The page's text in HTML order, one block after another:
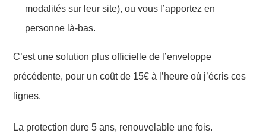
modalitéssur leur site), ou vous l’apportezen
personne là-bas.
C’est une solution plus officielle de l’enveloppe
précédente, pour un coût de 15€ à l’heure où j’écris ces
lignes.
La protection dure 5 ans, renouvelable une fois.